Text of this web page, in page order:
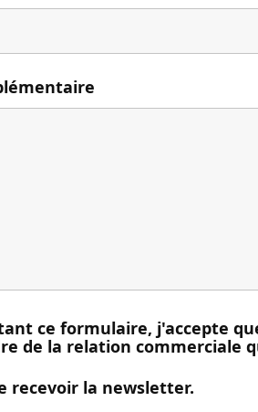
ce formulaire, j'accepte
de la relation commerciale
recevoir la newsletter.